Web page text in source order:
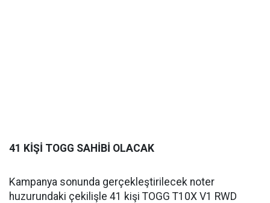
41 KİŞİ TOGG SAHİBİ OLACAK
Kampanya sonunda gerçekleştirilecek noter
huzurundaki çekilişle 41 kişi TOGG T10X V1 RWD